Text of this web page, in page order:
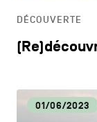
DÉCOUVERTE
01/06/2023